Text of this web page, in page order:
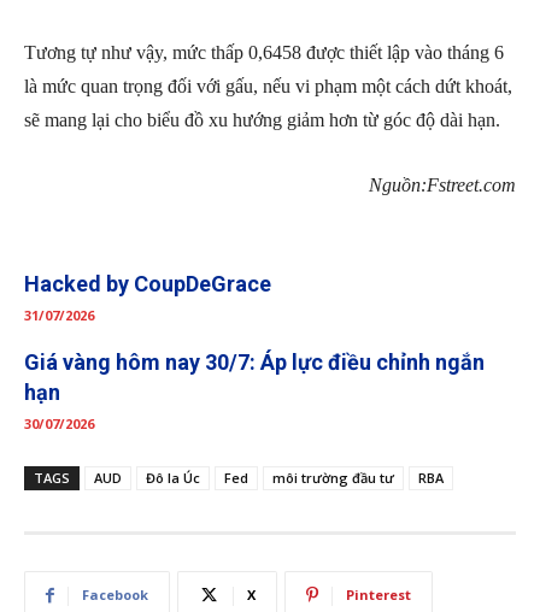
Tương tự như vậy, mức thấp 0,6458 được thiết lập vào tháng 6
là mức quan trọng đối với gấu, nếu vi phạm một cách dứt khoát,
sẽ mang lại cho biểu đồ xu hướng giảm hơn từ góc độ dài hạn.
Nguồn:Fstreet.com
Hacked by CoupDeGrace
31/07/2026
Giá vàng hôm nay 30/7: Áp lực điều chỉnh ngắn
hạn
30/07/2026
TAGS AUD Đô la Úc Fed môi trường đầu tư RBA
Facebook X Pinterest